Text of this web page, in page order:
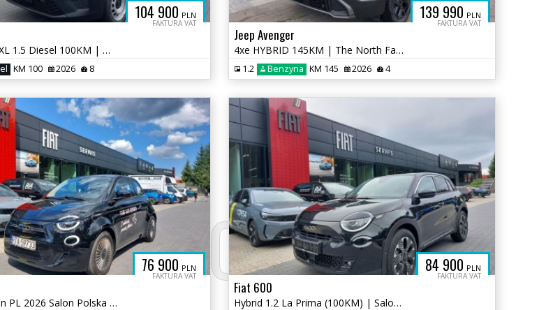
104 900 PLN
FAKTURA VAT
Doblò Van XL 1.5 Diesel 100KM | Magic Cargo | Kamera | Salon P.
KM 100 2026 8
139 990 PLN
FAKTURA VAT
Jeep Avenger
4xe HYBRID 145KM | The North Face | 4x4 | Automat | Bogate Wyposażenie
1.2 Benzyna KM 145 2026 4
76 900 PLN
FAKTURA VAT
Torino Salon PL 2026 Salon Polska Hybryda LEDy Kamera Wyposażona Okazj
84 900 PLN
FAKTURA VAT
Fiat 600
Hybrid 1.2 La Prima (100KM) | Salon PL | 2024 / Rejestracja 2026